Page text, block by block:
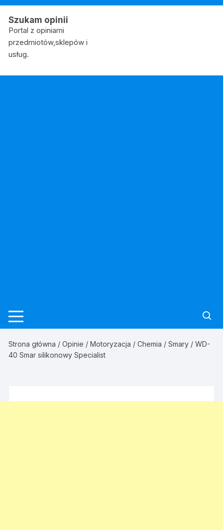
Skip
content
Szukam opinii
Portal z opiniami
przedmiotów,sklepów i
usług.
Strona główna /Opinie /Motoryzacja /Chemia /Smary / WD-
40 Smar silikonowy Specialist